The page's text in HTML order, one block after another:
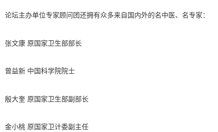
论坛主办单位专家顾问团还拥有众多来自国内外的名中医、名专家：
张文康 原国家卫生部部长
曾益新 中国科学院院士
殷大奎 原国家卫生部副部长
金小桃 原国家卫计委副主任